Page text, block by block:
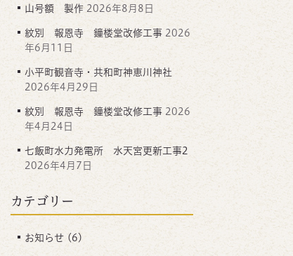
山号額 製作 2026年8月8日
紋別 報恩寺 鐘楼堂改修工事 2026
年6月11日
小平町観音寺・共和町神恵川神社
2026年4月29日
紋別 報恩寺 鐘楼堂改修工事 2026
年4月24日
七飯町水力発電所 水天宮更新工事2
2026年4月7日
カテゴリー
お知らせ (6)